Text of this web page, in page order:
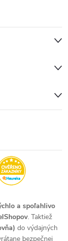
a spoľahlivo
. Taktiež
do výdajných
bezpečnej